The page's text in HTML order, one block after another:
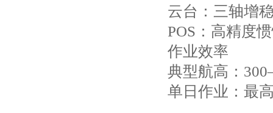
云台：三轴增
POS：高精度
作业效率
典型航高：
单日作业：最